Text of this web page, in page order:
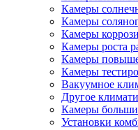
Камеры
Камеры
Камеры
Камеры роста
Камеры
Камеры
Вакуумное
Другое
Камеры
Установки